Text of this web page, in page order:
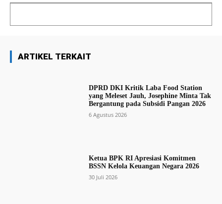
ARTIKEL TERKAIT
DPRD DKI Kritik Laba Food Station
yang Meleset Jauh, Josephine Minta Tak
Bergantung pada Subsidi Pangan 2026
6 Agustus 2026
Ketua BPK RI Apresiasi Komitmen
BSSN Kelola Keuangan Negara 2026
30 Juli 2026